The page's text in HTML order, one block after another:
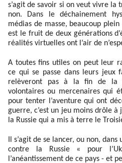
s’agit de savoir si on veut vivre
non. Dans le déchainement
médias de masse, beaucoup
est le fruit de deux générations
réalités virtuelles ont l’air de
A toutes fins utiles on peut leur
ce qui se passe dans leurs jeux
relèveront pas à la fin de la
volontaires ou mercenaires qui
pour tenter l’aventure qui ont
guerre, c’est un jeu moins drôle à
la Russie qui a mis à terre le
Il s’agit de se lancer, ou non,
contre la Russie « pour
l’anéantissement de ce pays - et